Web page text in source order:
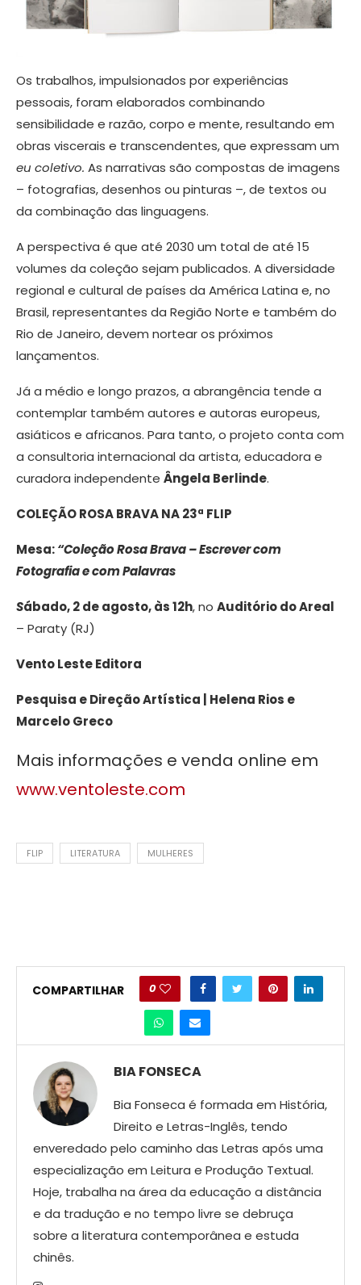
Os trabalhos, impulsionados por experiências
pessoais, foram elaborados combinando
sensibilidade e razão, corpo e mente, resultando em
obras viscerais e transcendentes, que expressam um
eu coletivo. As narrativas são compostas de imagens
– fotografias, desenhos ou pinturas –, de textos ou
da combinação das linguagens.
A perspectiva é que até 2030 um total de até 15
volumes da coleção sejam publicados. A diversidade
regional e cultural de países da América Latina e, no
Brasil, representantes da Região Norte e também do
Rio de Janeiro, devem nortear os próximos
lançamentos.
Já a médio e longo prazos, a abrangência tende a
contemplar também autores e autoras europeus,
asiáticos e africanos. Para tanto, o projeto conta com
a consultoria internacional da artista, educadora e
curadora independente Ângela Berlinde.
COLEÇÃO ROSA BRAVA NA 23ª FLIP
Mesa:“Coleção Rosa Brava – Escrever com
Fotografia e com Palavras
Sábado, 2 de agosto, às 12h, no Auditório do Areal
– Paraty (RJ)
Vento Leste Editora
Pesquisa e Direção Artística | Helena Rios e
Marcelo Greco
Mais informações e venda online em
www.ventoleste.com
FLIP LITERATURA MULHERES
COMPARTILHAR 0
BIA FONSECA
Bia Fonseca é formada em História,
Direito e Letras-Inglês, tendo
enveredado pelo caminho das Letras após uma
especialização em Leitura e Produção Textual.
Hoje, trabalha na área da educação a distância
e da tradução e no tempo livre se debruça
sobre a literatura contemporânea e estuda
chinês.